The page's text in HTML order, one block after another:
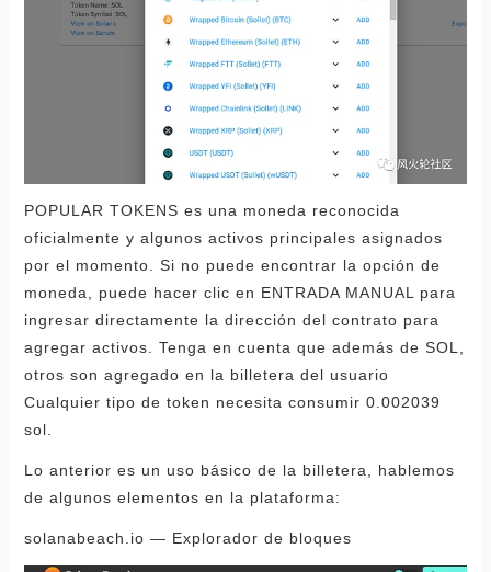
POPULAR TOKENS es una moneda reconocida
oficialmente y algunos activos principales asignados
por el momento. Si no puede encontrar la opción de
moneda, puede hacer clic en ENTRADA MANUAL para
ingresar directamente la dirección del contrato para
agregar activos. Tenga en cuenta que además de SOL,
otros son agregado en la billetera del usuario
Cualquier tipo de token necesita consumir 0.002039
sol.
Lo anterior es un uso básico de la billetera, hablemos
de algunos elementos en la plataforma:
solanabeach.io — Explorador de bloques